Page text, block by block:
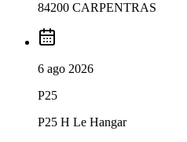
84200 CARPENTRAS
6 ago 2026
P25
P25 H Le Hangar